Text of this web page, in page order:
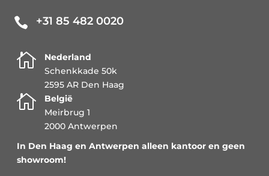
 +31 85 482 0020

Nederland
Schenkkade 50k
2595 AR Den Haag

België
Meirbrug 1
2000 Antwerpen
In Den Haag en Antwerpen alleen kantoor en geen
showroom!